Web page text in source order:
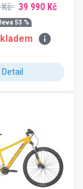
39 990 Kč
53 %
info
Detail